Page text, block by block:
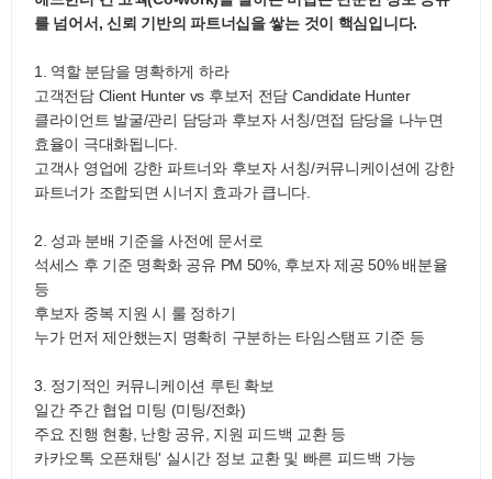
를 넘어서, 신뢰 기반의 파트너십을 쌓는 것이 핵심입니다.
1. 역할 분담을 명확하게 하라
고객전담 Client Hunter vs 후보저 전담 Candidate Hunter
클라이언트 발굴/관리 담당과 후보자 서칭/면접 담당을 나누면
효율이 극대화됩니다.
고객사 영업에 강한 파트너와 후보자 서칭/커뮤니케이션에 강한
파트너가 조합되면 시너지 효과가 큽니다.
2. 성과 분배 기준을 사전에 문서로
석세스 후 기준 명확화 공유 PM 50%, 후보자 제공 50% 배분율
등
후보자 중복 지원 시 룰 정하기
누가 먼저 제안했는지 명확히 구분하는 타임스탬프 기준 등
3. 정기적인 커뮤니케이션 루틴 확보
일간 주간 협업 미팅 (미팅/전화)
주요 진행 현황, 난항 공유, 지원 피드백 교환 등
카카오톡 오픈채팅' 실시간 정보 교환 및 빠른 피드백 가능